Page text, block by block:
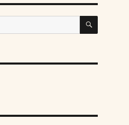
SEARCH